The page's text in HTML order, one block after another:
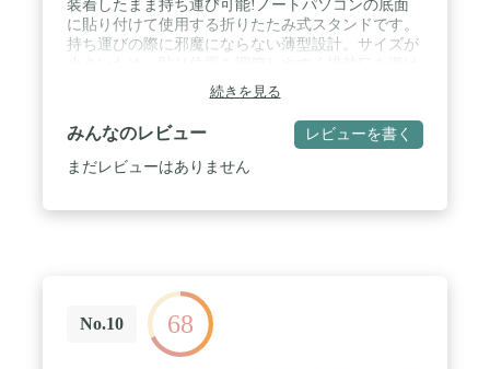
突事故を認識。あなたが電話をかけられない場合に
救助を要請します。 / 地球と、あなたと、みんなの
ために — iPhoneは、あなたが自分のデータを管理
います。環境への負荷を最小限に抑えるために、よ
単に使えるようにする機能も内蔵しています。 /
AppleCareの保証付き — すべてのiPhoneには、製品
購入後1年間のハードウェア製品限定保証と90日間
装着したまま持ち運び可能!ノートパソコンの底面
に貼り付けて使用する折りたたみ式スタンドです。
持ち運びの際に邪魔にならない薄型設計。サイズが
て貼り付けられます。15.6インチまでのノートパソ
コンに対応しています。使用しないときは、脚を折
り畳んでそのまま収納・持ち運びが可能。 / ノート
パソコンの底面に貼り付けて使用可能。貼り直しも
できます。※何回か貼り直すと粘着力が弱くなりま
能性があります。 / スタンド時・折りたたみ時でも
可動部をマグネットでしっかり固定できるため、持
ち運びにも適した設計です。スタンド使用時にノー
トパソコンのズレを抑える滑り止めパッド付きで
続きを見る
みんなのレビュー レビューを書く
まだレビューはありません
No.10 68